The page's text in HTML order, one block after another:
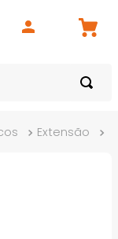
Extensão